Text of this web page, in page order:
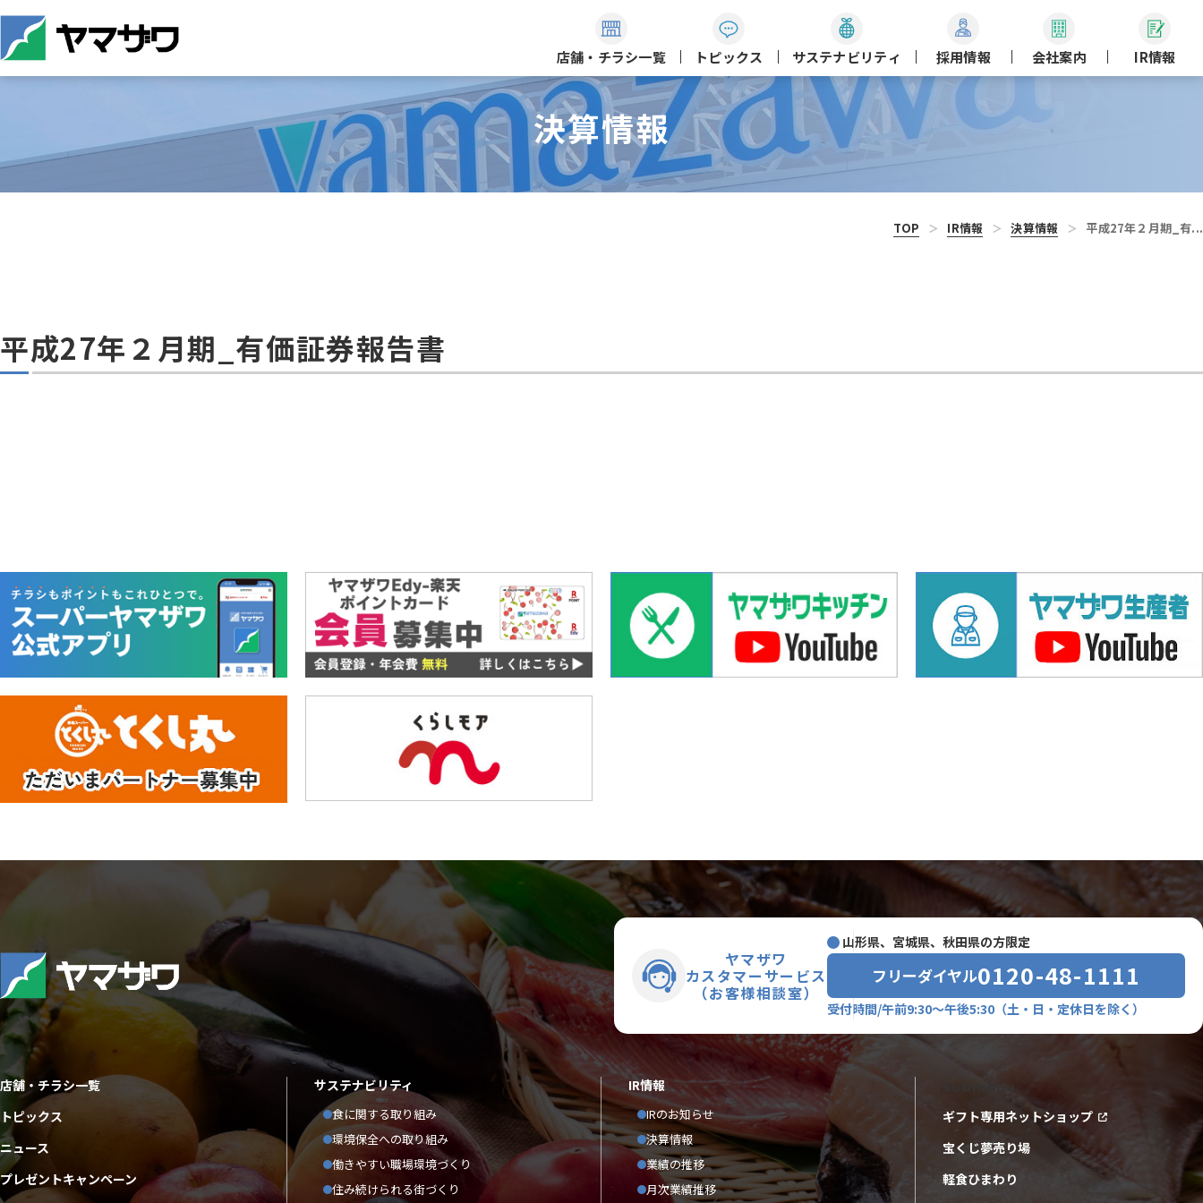
店舗・チラシ一覧 トピックス サステナビリティ 採用情報 会社案内 IR情報
決算情報
TOP IR情報 決算情報 平成27年２月期_有...
平成27年２月期_有価証券報告書
ヤマザワ
カスタマーサービス
（お客様相談室）
山形県、宮城県、秋田県の方限定
フリーダイヤル0120-48-1111
受付時間/午前9:30～午後5:30 （土・日・定休日を除く）
店舗・チラシ一覧
トピックス
ニュース
プレゼントキャンペーン
サステナビリティ
食に関する取り組み
環境保全への取り組み
働きやすい職場環境づくり
住み続けられる街づくり
IR情報
IRのお知らせ
決算情報
業績の推移
月次業績推移
ギフト専用ネットショップ
宝くじ夢売り場
軽食ひまわり